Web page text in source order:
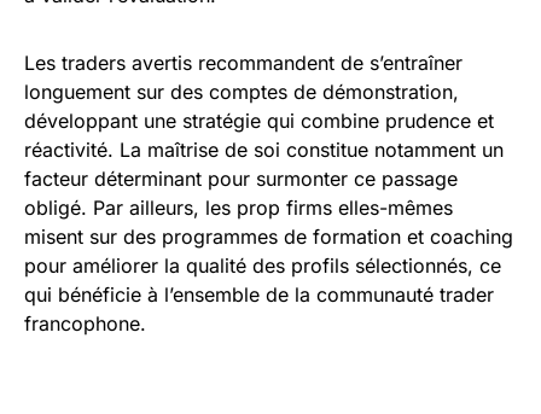
Les traders avertis recommandent de s’entraîner
longuement sur des comptes de démonstration,
développant une stratégie qui combine prudence et
réactivité. La maîtrise de soi constitue notamment un
facteur déterminant pour surmonter ce passage
obligé. Par ailleurs, les prop firms elles-mêmes
misent sur des programmes de formation et coaching
pour améliorer la qualité des profils sélectionnés, ce
qui bénéficie à l’ensemble de la communauté trader
francophone.